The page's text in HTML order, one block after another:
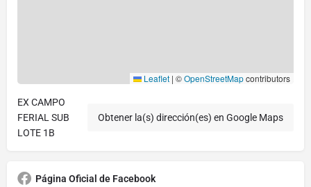
Leaflet | ©OpenStreetMapcontributors
EX CAMPO
FERIAL SUB
LOTE 1B
Obtener la(s) dirección(es) en Google Maps
Página Oficial de Facebook